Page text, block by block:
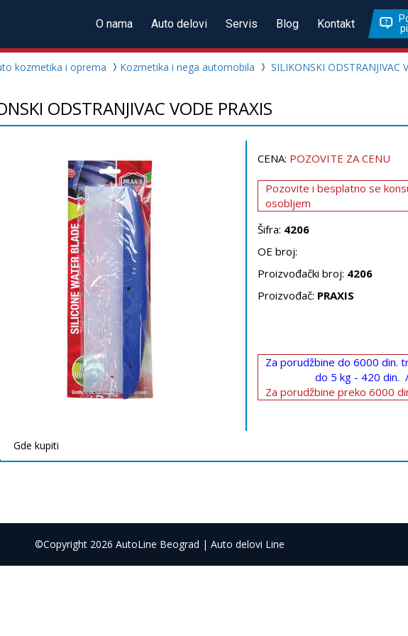
O nama Auto delovi Servis Blog Kontakt
kozmetika i oprema Kozmetika i nega automobila SILIKONSKI ODSTRANJIVAC
ODSTRANJIVAC VODE PRAXIS
CENA: POZOVITE ZA CENU
Pozovite i besplatno se
osobljem
Šifra: 4206
OE broj:
Proizvođački broj: 4206
Proizvođač: PRAXIS
Za porudžbine do 6000 din.
do 5 kg - 420 din.
Za porudžbine preko 6000
Gde kupiti
©Copyright 2026 AutoLine Beograd | Auto delovi Line